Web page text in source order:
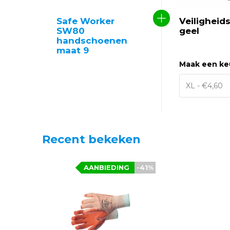
Safe Worker
SW80
handschoenen
maat 9
geel
Maak een
Recent bekeken
-41%
AANBIEDING